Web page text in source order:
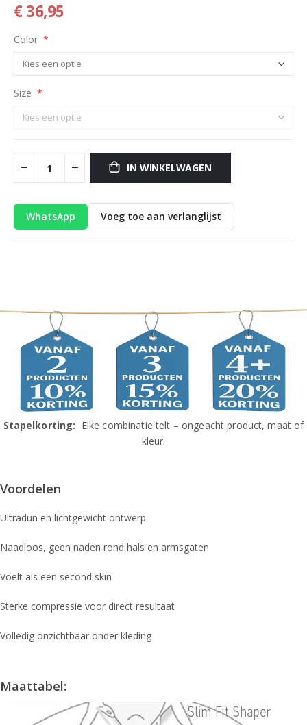
€ 36,95
Color
Size
IN WINKELWAGEN
WhatsApp Voeg toe aan verlanglijst
Stapelkorting: Elke combinatie telt – ongeacht product, maat of
kleur.
Voordelen
Ultradun en lichtgewicht ontwerp
Naadloos, geen naden rond hals en armsgaten
Voelt als een second skin
Sterke compressie voor direct resultaat
Volledig onzichtbaar onder kleding
Maattabel: